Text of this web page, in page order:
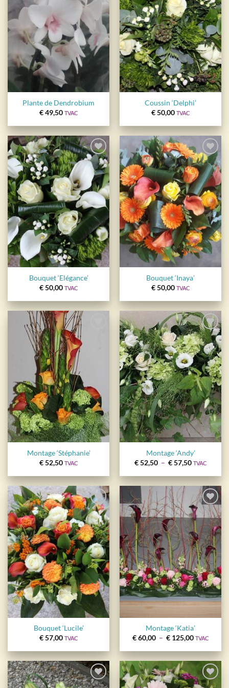
Plante de Dendrobium
€49,50 TVAC
Coussin ‘Delphi’
€50,00 TVAC
Ajouter
à la
wishlist
Bouquet ‘Elégance’
€50,00 TVAC
Ajouter
à la
wishlist
Bouquet ‘Inaya’
€50,00 TVAC
Montage ‘Stéphanie’
€52,50 TVAC
Ajouter
à la
wishlist
Montage ‘Andy’
€52,50 – €57,50Plage
prix :
€ 57,50
TVAC
Ajouter
à la
wishlist
Bouquet ‘Lucile’
€57,00 TVAC
Ajouter
à la
wishlist
Montage ‘Katia’
€60,00 – €125,00Plage
prix :
à
€ 125,00
TVAC
Ajouter
Ajouter